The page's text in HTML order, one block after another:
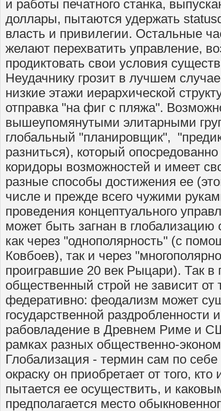
и работы печатного станка,
доллары, пытаются удержать
власть и привилегии. Остальные
желают перехватить управление,
продиктовать свои условия
Неудачнику грозит в лучшем
низкие этажи иерархической
отправка "на фиг с пляжа".
вышеупомянутыми элитарными
глобальный "планировщик",
разниться), который
коридоры возможностей и имеет
разные способы достижения ее
числе и прежде всего чужими
проведения концептуального
может быть загнан в глобализацию
как через "однополярность" (с
Ковбоев), так и через
проигравшие 20 век Рыцари). Так в
общественный строй не зависит от
федеративно: феодализм может
государственной раздробленности
рабовладение в Древнем Риме и
рамках разных общественно-
Глобализация - термин сам по
окраску он приобретает от того,
пытается ее осуществить, и
предполагается место